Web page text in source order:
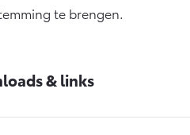
te brengen.
& links